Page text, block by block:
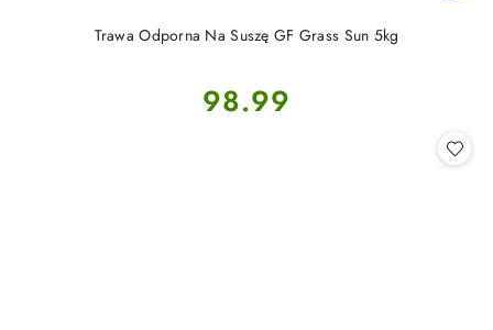
Trawa Odporna Na Suszę GF Grass Sun 5kg
Cena:
98.99